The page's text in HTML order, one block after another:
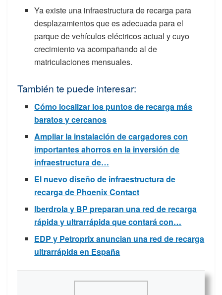
Ya existe una infraestructura de recarga para
desplazamientos que es adecuada para el
parque de vehículos eléctricos actual y cuyo
crecimiento va acompañando al de
matriculaciones mensuales.
También te puede interesar:
Cómo localizar los puntos de recarga más
baratos y cercanos
Ampliar la instalación de cargadores con
importantes ahorros en la inversión de
infraestructura de…
El nuevo diseño de infraestructura de
recarga de Phoenix Contact
Iberdrola y BP preparan una red de recarga
rápida y ultrarrápida que contará con…
EDP y Petroprix anuncian una red de recarga
ultrarrápida en España